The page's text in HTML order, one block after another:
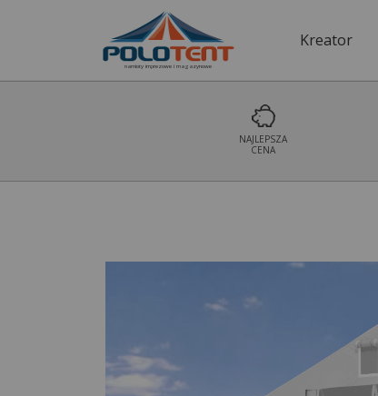
namioty imprezowe i magazynowe
Kreator
NAJLEPSZA
CENA